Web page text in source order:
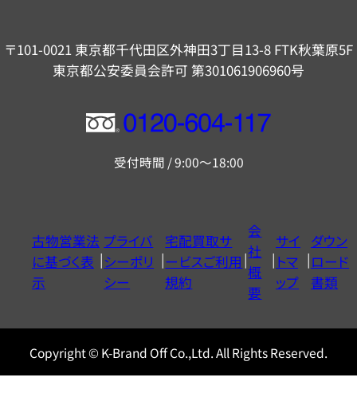
〒101-0021 東京都千代田区外神田3丁目13-8 FTK秋葉原5F
東京都公安委員会許可 第301061906960号
フ
ー
ヤ
ル
0120604117
受付時間 / 9:00～18:00
古物営業法
に基づく表
示
プライバ
シーポリ
シー
宅配買取サ
ービスご利用
規約
会
社
概
要
サイ
トマ
ップ
ダウン
ロード
書類
Copyright © K-Brand Off Co.,Ltd. All Rights Reserved.